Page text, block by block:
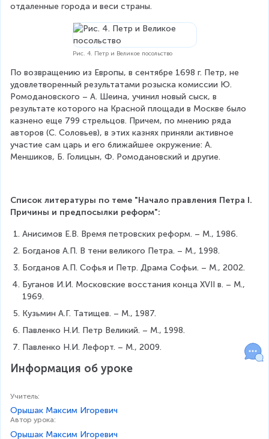
отдаленные города и веси страны.
Рис. 4. Петр и Великое посольство
По возвращению из Европы, в сентябре 1698 г. Петр, не
удовлетворенный результатами розыска комиссии Ю.
Ромодановского – А. Шеина, учинил новый сыск, в
результате которого на Красной площади в Москве было
казнено еще 799 стрельцов. Причем, по мнению ряда
авторов (С. Соловьев), в этих казнях приняли активное
участие сам царь и его ближайшее окружение: А.
Меншиков, Б. Голицын, Ф. Ромодановский и другие.
Список литературы по теме "Начало правления Петра I.
Причины и предпосылки реформ":
Анисимов Е.В. Время петровских реформ. – М., 1986.
Богданов А.П. В тени великого Петра. – М., 1998.
Богданов А.П. Софья и Петр. Драма Софьи. – М., 2002.
Буганов И.И. Московские восстания конца XVII в. – М.,
1969.
Кузьмин А.Г. Татищев. – М., 1987.
Павленко Н.И. Петр Великий. – М., 1998.
Павленко Н.И. Лефорт. – М., 2009.
Информация об уроке
Учитель:
Орышак Максим Игоревич
Автор урока:
Орышак Максим Игоревич